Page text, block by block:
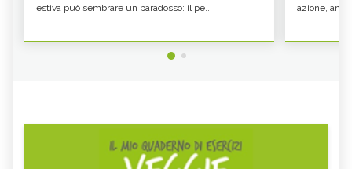
estiva può sembrare un paradosso: il pe...
azione,